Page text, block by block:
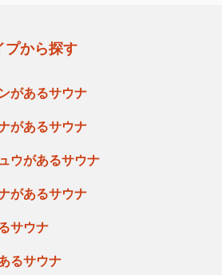
プから探す
があるサウナ
があるサウナ
ウがあるサウナ
があるサウナ
サウナ
るサウナ